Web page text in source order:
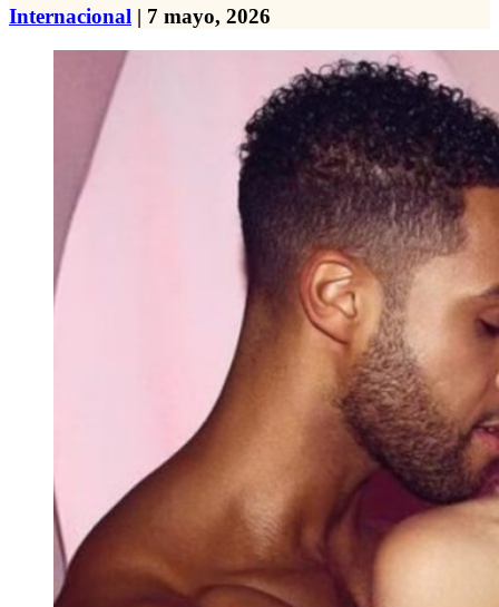
Internacional | 7 mayo, 2026